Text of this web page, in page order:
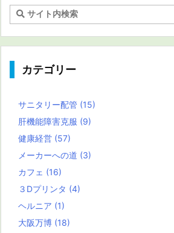
カテゴリー
サニタリー配管 (15)
肝機能障害克服 (9)
健康経営 (57)
メーカーへの道 (3)
カフェ (16)
３Dプリンタ (4)
ヘルニア (1)
大阪万博 (18)